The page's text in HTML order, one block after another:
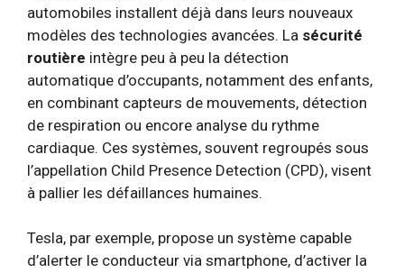
automobiles installent déjà dans leurs nouveaux
modèles des technologies avancées. La sécurité
routière intègre peu à peu la détection
automatique d’occupants, notamment des enfants,
en combinant capteurs de mouvements, détection
de respiration ou encore analyse du rythme
cardiaque. Ces systèmes, souvent regroupés sous
l’appellation Child Presence Detection (CPD), visent
à pallier les défaillances humaines.
Tesla, par exemple, propose un système capable
d’alerter le conducteur via smartphone, d’activer la